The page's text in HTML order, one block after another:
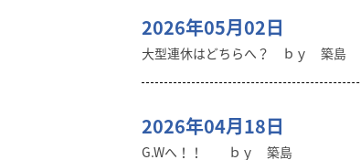
2026年05月02日
大型連休はどちらへ？ ｂｙ 築島
2026年04月18日
G.Wへ！！ ｂｙ 築島